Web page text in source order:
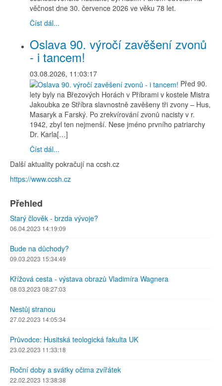
věčnost dne 30. července 2026 ve věku 78 let.
Číst dál...
Oslava 90. výročí zavěšení zvonů
- i tancem!
03.08.2026, 11:03:17
Před 90.
lety byly na Březových Horách v Příbrami v kostele Mistra
Jakoubka ze Stříbra slavnostně zavěšeny tři zvony – Hus,
Masaryk a Farský. Po zrekvírování zvonů nacisty v r.
1942, zbyl ten nejmenší. Nese jméno prvního patriarchy
Dr. Karla[…]
Číst dál...
Další aktuality pokračují na ccsh.cz
https://www.ccsh.cz
Přehled
Starý člověk - brzda vývoje?
06.04.2023 14:19:09
Bude na důchody?
09.03.2023 15:34:49
Křížová cesta - výstava obrazů Vladimíra Wagnera
08.03.2023 08:27:03
Nestůj stranou
27.02.2023 14:05:34
Průvodce: Husitská teologická fakulta UK
23.02.2023 11:33:18
Roční doby a svátky očima zvířátek
22.02.2023 13:38:38